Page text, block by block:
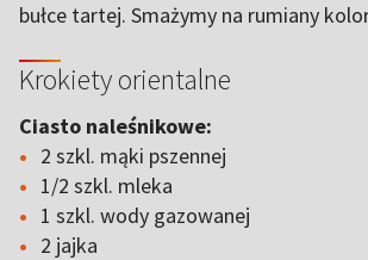
bułce tartej. Smażymy na rumiany
Krokiety orientalne
Ciasto naleśnikowe:
2 szkl. mąki pszennej
1/2 szkl. mleka
1 szkl. wody gazowanej
2 jajka